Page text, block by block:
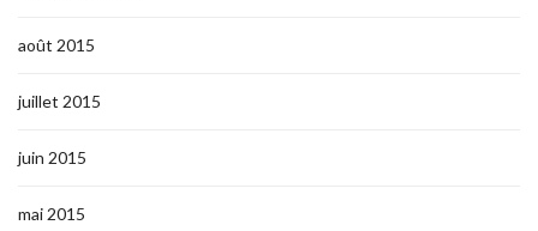
août 2015
juillet 2015
juin 2015
mai 2015